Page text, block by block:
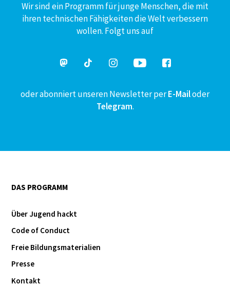
Wir sind ein Programm für junge Menschen, die mit
ihren technischen Fähigkeiten die Welt verbessern
wollen. Folgt uns auf
oder abonniert unseren Newsletter perE-Mailoder
Telegram.
DAS PROGRAMM
Über Jugend hackt
Code of Conduct
Freie Bildungsmaterialien
Presse
Kontakt